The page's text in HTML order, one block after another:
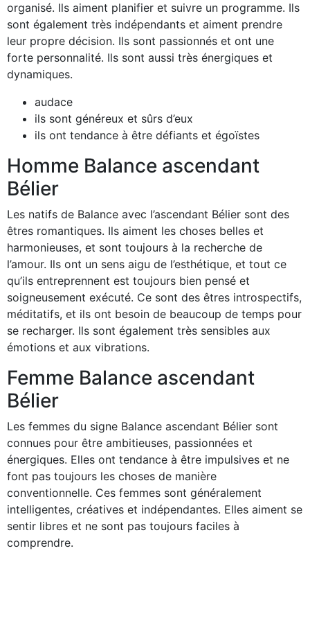
organisé. Ils aiment planifier et suivre un programme. Ils
sont également très indépendants et aiment prendre
leur propre décision. Ils sont passionnés et ont une
forte personnalité. Ils sont aussi très énergiques et
dynamiques.
audace
ils sont généreux et sûrs d’eux
ils ont tendance à être défiants et égoïstes
Homme Balance ascendant
Bélier
Les natifs de Balance avec l’ascendant Bélier sont des
êtres romantiques. Ils aiment les choses belles et
harmonieuses, et sont toujours à la recherche de
l’amour. Ils ont un sens aigu de l’esthétique, et tout ce
qu’ils entreprennent est toujours bien pensé et
soigneusement exécuté. Ce sont des êtres introspectifs,
méditatifs, et ils ont besoin de beaucoup de temps pour
se recharger. Ils sont également très sensibles aux
émotions et aux vibrations.
Femme Balance ascendant
Bélier
Les femmes du signe Balance ascendant Bélier sont
connues pour être ambitieuses, passionnées et
énergiques. Elles ont tendance à être impulsives et ne
font pas toujours les choses de manière
conventionnelle. Ces femmes sont généralement
intelligentes, créatives et indépendantes. Elles aiment se
sentir libres et ne sont pas toujours faciles à
comprendre.